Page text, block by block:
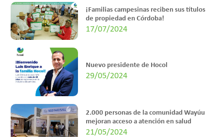
¡Familias campesinas reciben sus títulos
de propiedad en Córdoba!
17/07/2024
Nuevo presidente de Hocol
29/05/2024
2.000 personas de la comunidad Wayúu
mejoran acceso a atención en salud
21/05/2024